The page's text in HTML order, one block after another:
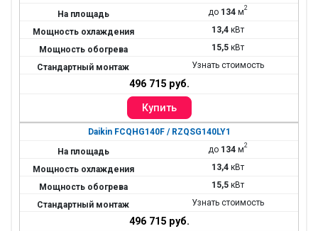
до 134м2
13,4кВт
15,5кВт
Узнать стоимость
496 715 руб.
Daikin FCQHG140F / RZQSG140LY1
до 134м2
13,4кВт
15,5кВт
Узнать стоимость
496 715 руб.